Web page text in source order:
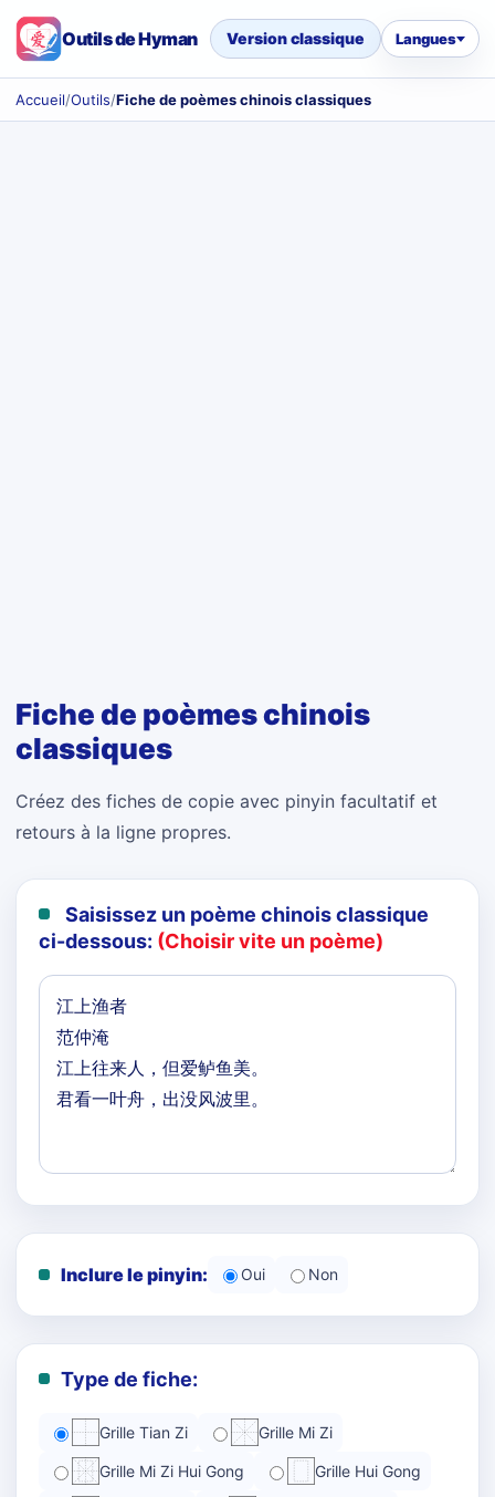
Outils de Hyman Version classique Langues
Accueil/Outils/Fiche de poèmes chinois classiques
Fiche de poèmes chinois
classiques
Créez des fiches de copie avec pinyin facultatif et
retours à la ligne propres.
Saisissez un poème chinois classique
ci-dessous: (Choisir vite un poème)
Inclure le pinyin: Oui Non
Type de fiche:
Grille Tian Zi Grille Mi Zi
Grille Mi Zi Hui Gong Grille Hui Gong